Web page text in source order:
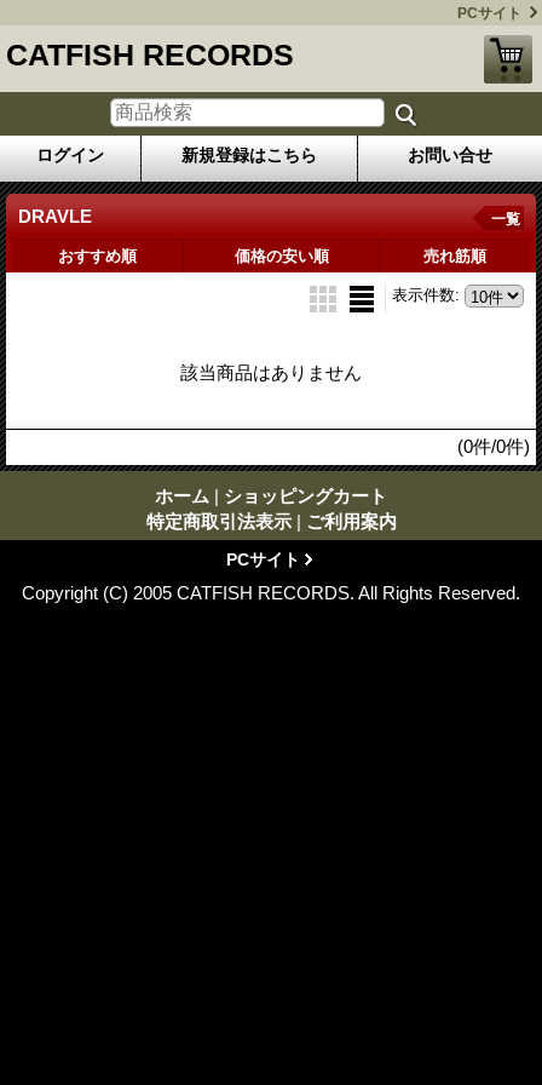
PCサイト
CATFISH RECORDS
ログイン 新規登録はこちら お問い合せ
DRAVLE 一覧
おすすめ順 価格の安い順 売れ筋順
表示件数:
該当商品はありません
(0件/0件)
ホーム | ショッピングカート
特定商取引法表示 | ご利用案内
PCサイト
Copyright (C) 2005 CATFISH RECORDS. All Rights Reserved.